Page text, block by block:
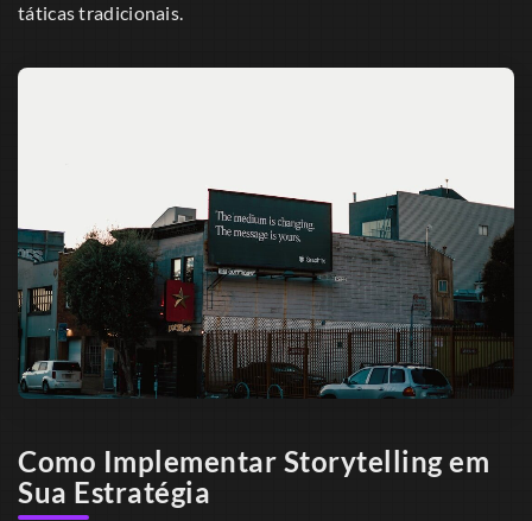
táticas tradicionais.
Como Implementar Storytelling em
Sua Estratégia